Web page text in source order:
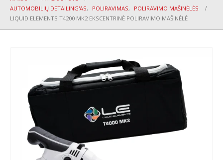
AUTOMOBILIŲ DETAILING'AS, POLIRAVIMAS,
POLIRAVIMO MAŠINĖLĖS
LIQUID ELEMENTS T4200 MK2 EKSCENTRINĖ POLIRAVIMO MAŠINĖLĖ